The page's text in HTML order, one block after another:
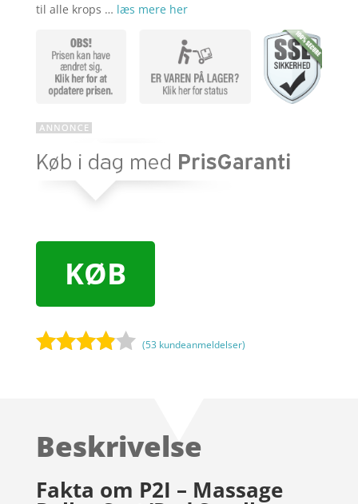
til alle krops … læs mere her
KØB
på
ømmels
(53 kundeanmeldelser)
Beskrivelse
Fakta om P2I – Massage